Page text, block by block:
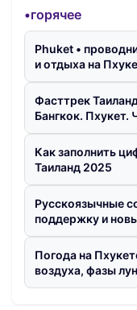
•горячее
Phuket •
и отдыха на
Фасттрек
Бангкок. Пхукет.
Как заполнить
Таиланд 2025
Русскоязычные
поддержку и
Погода на
воздуха, фазы